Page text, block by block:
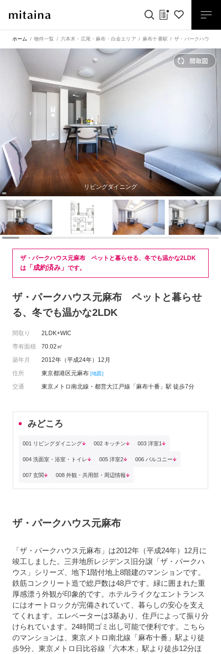
ホーム 物件一覧 六本木・広尾・麻布・白金エリア 麻布十番駅 ザ・パークハウス
リビングダイニング
ザ・パークハウス元麻布 ペットと暮らせる、冬でも温かな2LDK
は 「成約済み」 です。
ザ・パークハウス元麻布 ペットと暮らせ
る、冬でも温かな2LDK
間取り
2LDK+WIC
専有面積
70.02㎡
築年月
2012年（平成24年）12月
住所
東京都港区元麻布 [地図]
交通 東京メトロ南北線・都営大江戸線「麻布十番」駅 徒歩7分
みどころ
001 リビングダイニング 002 キッチン 003 洋室1
004 洗面室・浴室・トイレ 005 洋室2 006 バルコニー
007 玄関 008 外観・共用部・周辺情報
ザ・パークハウス元麻布
「ザ・パークハウス元麻布」は2012年（平成24年）12月に
竣工しました。三井地所レジデンス旧分譲「ザ・パークハ
ウス」シリーズ、地下1階付地上8階建のマンションです。
鉄筋コンクリート造で総戸数は48戸です。緑に囲まれた重
厚感漂う外観が印象的です。ホテルライクなエントランス
にはオートロックが完備されていて、暮らしの安心を支え
てくれます。エレベーターは3基あり、住戸によって振り分
けられています。24時間ゴミ出し可能で便利です。こちら
のマンションは、東京メトロ南北線「麻布十番」駅より徒
歩9分、東京メトロ日比谷線「六本木」駅より徒歩12分ほ